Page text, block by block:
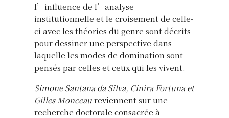
l’influence de l’analyse
institutionnelle et le croisement de celle-
ci avec les théories du genre sont décrits
pour dessiner une perspective dans
laquelle les modes de domination sont
pensés par celles et ceux qui les vivent.
Simone Santana da Silva, Cinira Fortuna et
Gilles Monceaureviennent sur une
recherche doctorale consacrée à